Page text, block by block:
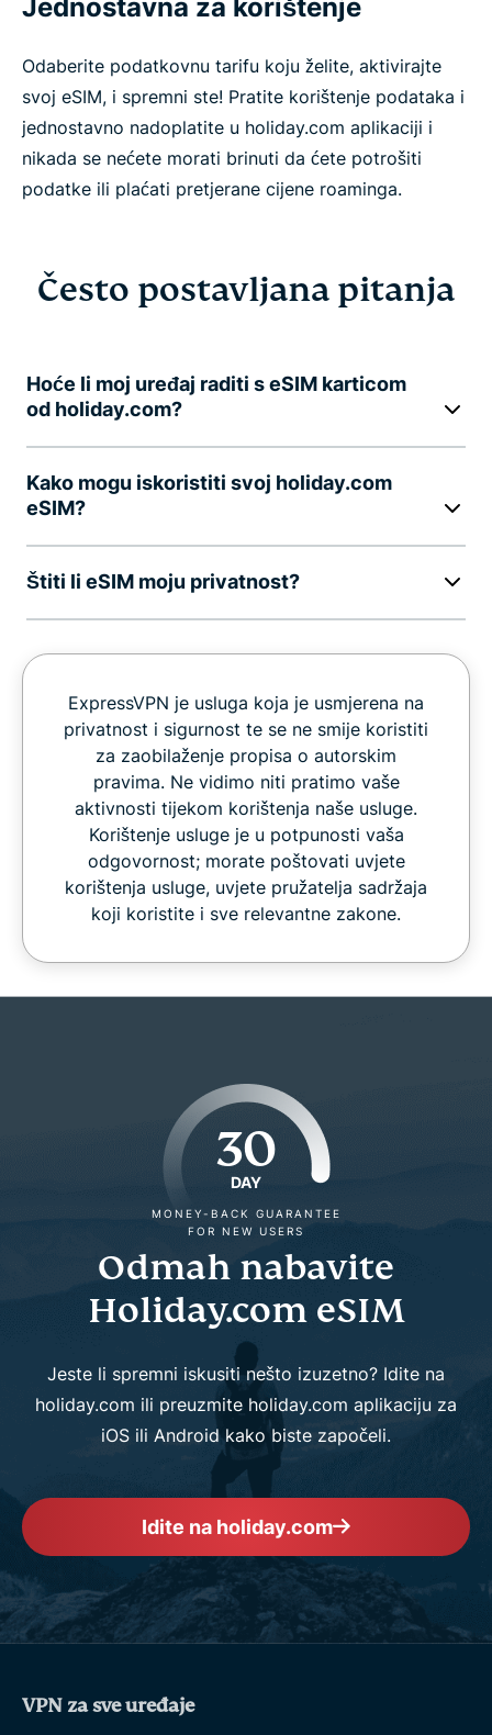
Jednostavna za korištenje
Odaberite podatkovnu tarifu koju želite, aktivirajte
svoj eSIM, i spremni ste! Pratite korištenje podataka i
jednostavno nadoplatite u holiday.com aplikaciji i
nikada se nećete morati brinuti da ćete potrošiti
podatke ili plaćati pretjerane cijene roaminga.
Često postavljana pitanja
Hoće li moj uređaj raditi s eSIM karticom
od holiday.com?
Kako mogu iskoristiti svoj holiday.com
eSIM?
Štiti li eSIM moju privatnost?
ExpressVPN je usluga koja je usmjerena na
privatnost i sigurnost te se ne smije koristiti
za zaobilaženje propisa o autorskim
pravima. Ne vidimo niti pratimo vaše
aktivnosti tijekom korištenja naše usluge.
Korištenje usluge je u potpunosti vaša
odgovornost; morate poštovati uvjete
korištenja usluge, uvjete pružatelja sadržaja
koji koristite i sve relevantne zakone.
30
DAY
MONEY-BACK GUARANTEE
FOR NEW USERS
Odmah nabavite
Holiday.com eSIM
Jeste li spremni iskusiti nešto izuzetno? Idite na
holiday.com ili preuzmite holiday.com aplikaciju za
iOS ili Android kako biste započeli.
Idite na holiday.com
VPN za sve uređaje